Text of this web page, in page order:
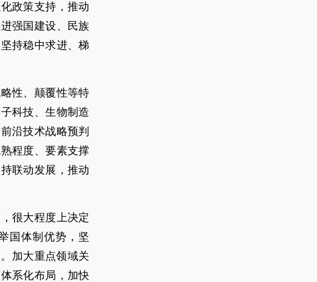
政策支持，推动
强国建设、民族
持稳中求进、梯
性、颠覆性等特
科技、生物制造
沿技术战略预判
程度、要素支撑
联动发展，推动
很大程度上决定
国体制优势，坚
加大重点领域关
系化布局，加快